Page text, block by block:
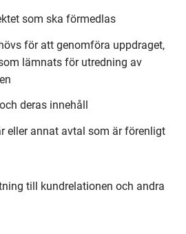
som ska förmedlas
för att genomföra uppdraget,
lämnats för utredning av
deras innehåll
eller annat avtal som är förenligt
till kundrelationen och andra